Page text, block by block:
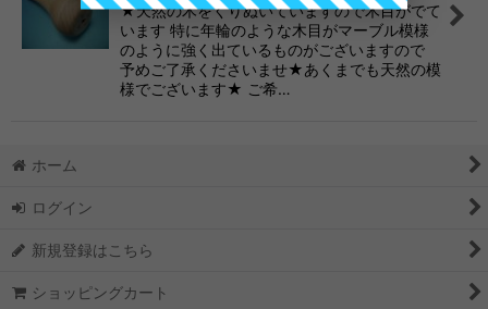
絞り込む
★天然の木をくりぬいていますので木目がでて
います 特に年輪のような木目がマーブル模様
のように強く出ているものがございますので
予めご了承くださいませ★あくまでも天然の模
様でございます★ ご希…
ホーム
ログイン
新規登録はこちら
ショッピングカート